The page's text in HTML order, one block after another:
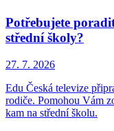
Potřebujete
střední školy?
27. 7. 2026
Edu Česká televize
rodiče. Pomohou Vám
kam na střední školu.